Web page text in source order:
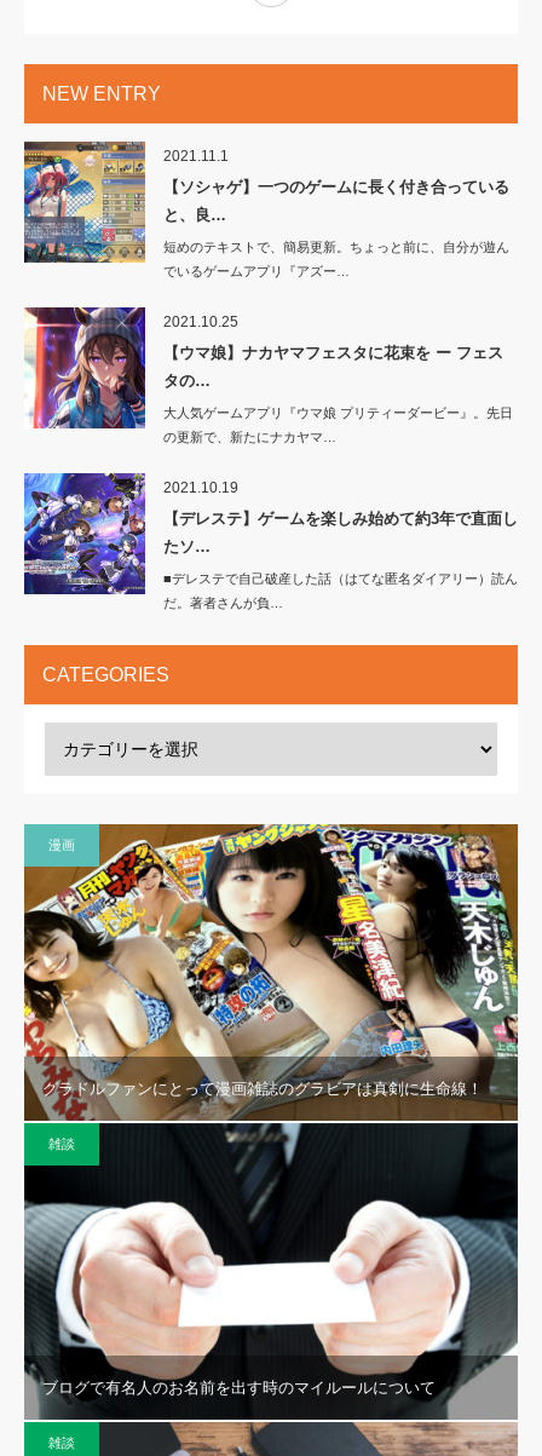
NEW ENTRY
2021.11.1
【ソシャゲ】一つのゲームに長く付き合っている
と、良…
短めのテキストで、簡易更新。ちょっと前に、自分が遊ん
でいるゲームアプリ『アズー…
2021.10.25
【ウマ娘】ナカヤマフェスタに花束を ー フェス
タの…
大人気ゲームアプリ『ウマ娘 プリティーダービー』。先日
の更新で、新たにナカヤマ…
2021.10.19
【デレステ】ゲームを楽しみ始めて約3年で直面し
たソ…
■デレステで自己破産した話（はてな匿名ダイアリー）読ん
だ。著者さんが負…
CATEGORIES
漫画
グラドルファンにとって漫画雑誌のグラビアは真剣に生命線！
雑談
ブログで有名人のお名前を出す時のマイルールについて
雑談